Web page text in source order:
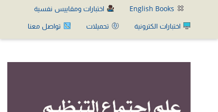
اختبارات ومقاييس نفسية
اختبارات الكترونية
تحميلات تواصل معنا